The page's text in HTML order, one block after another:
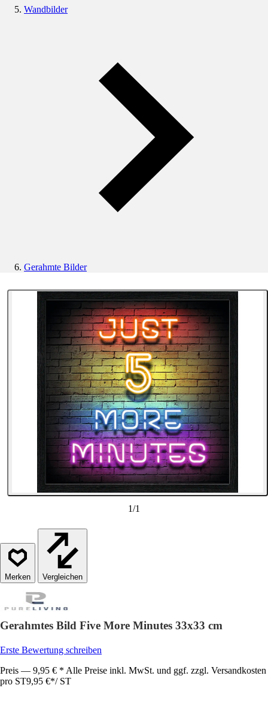
Wandbilder
Gerahmte Bilder
1/1
Vergleichen
Gerahmtes Bild Five More Minutes 33x33 cm
Erste Bewertung schreiben
Preis — 9,95 € * Alle Preise inkl. MwSt. und ggf. zzgl. Versandkosten
pro ST9,95 €*/ ST